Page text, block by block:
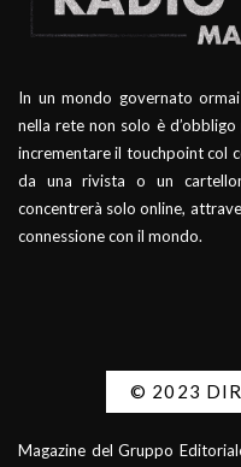
In un mondo governato
nella rete non solo è
incrementare il touchpoint col
da una rivista o un
concentrerà solo online,
connessione con il mondo.
© 2023
Magazine del Gruppo